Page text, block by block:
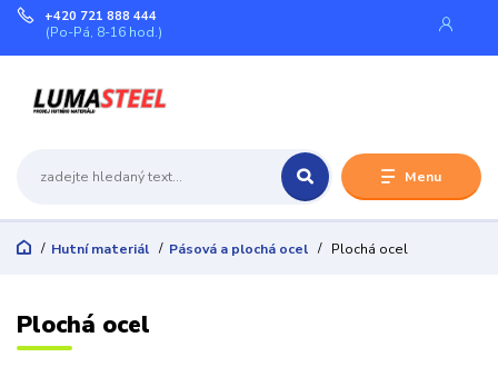
Menu
+420 721 888 444
(Po-Pá, 8-16 hod.)
Hutní materiál Pásová a plochá ocel Plochá ocel
Plochá ocel